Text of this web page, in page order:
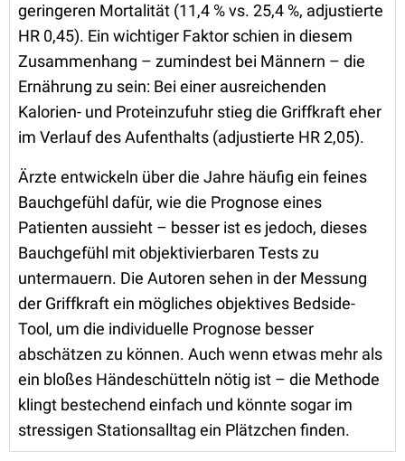
geringeren Mortalität (11,4 % vs. 25,4 %, adjustierte
HR 0,45). Ein wichtiger Faktor schien in diesem
Zusammenhang – zumindest bei Männern – die
Ernährung zu sein: Bei einer ausreichenden
Kalorien- und Proteinzufuhr stieg die Griffkraft eher
im Verlauf des Aufenthalts (adjustierte HR 2,05).
Ärzte entwickeln über die Jahre häufig ein feines
Bauchgefühl dafür, wie die Prognose eines
Patienten aussieht – besser ist es jedoch, dieses
Bauchgefühl mit objektivierbaren Tests zu
untermauern. Die Autoren sehen in der Messung
der Griffkraft ein mögliches objektives Bedside-
Tool, um die individuelle Prognose besser
abschätzen zu können. Auch wenn etwas mehr als
ein bloßes Händeschütteln nötig ist – die Methode
klingt bestechend einfach und könnte sogar im
stressigen Stationsalltag ein Plätzchen finden.